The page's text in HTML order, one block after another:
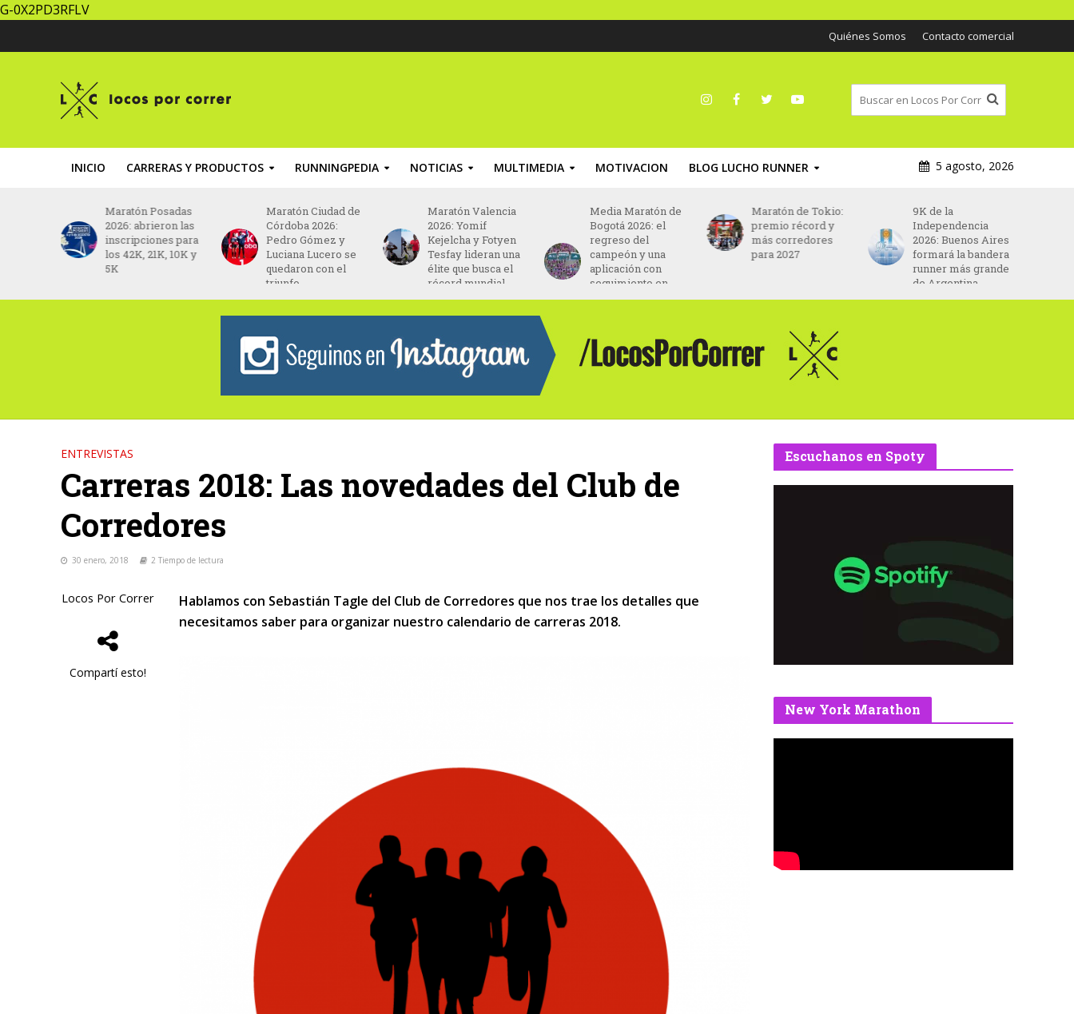
G-0X2PD3RFLV
Quiénes Somos Contacto comercial
INICIO CARRERAS Y PRODUCTOS RUNNINGPEDIA NOTICIAS MULTIMEDIA MOTIVACION BLOG LUCHO RUNNER 5 agosto, 2026
Maratón Posadas
2026: abrieron las
inscripciones para
los 42K, 21K, 10K y
5K
Maratón Ciudad de
Córdoba 2026:
Pedro Gómez y
Luciana Lucero se
quedaron con el
triunfo
Maratón Valencia
2026: Yomif
Kejelcha y Fotyen
Tesfay lideran una
élite que busca el
récord mundial
Media Maratón de
Bogotá 2026: el
regreso del
campeón y una
aplicación con
seguimiento en
tiempo real para
Maratón de Tokio:
premio récord y
más corredores
para 2027
9K de la
Independencia
2026: Buenos Aires
formará la bandera
runner más grande
de Argentina
ENTREVISTAS
Carreras 2018: Las novedades del Club de
Corredores
30 enero, 2018 2 Tiempo de lectura
Locos Por Correr
Compartí esto!
Hablamos con Sebastián Tagle del Club de Corredores que nos trae los detalles que
necesitamos saber para organizar nuestro calendario de carreras 2018.
Escuchanos en Spoty
New York Marathon